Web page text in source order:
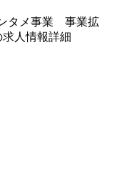
タメ事業 事業拡
人情報詳細